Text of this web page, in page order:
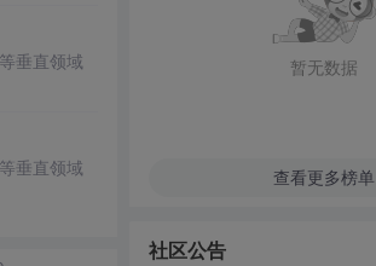
垂直领域
垂直领域
暂无数据
查看更多榜单
社区公告